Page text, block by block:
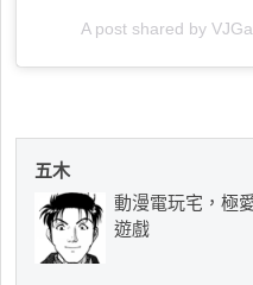
A post shared by
五木
動漫電玩宅，極
遊戲